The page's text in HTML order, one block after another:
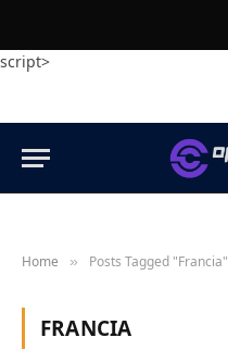
script>
Home » Posts Tagged "Francia"
FRANCIA